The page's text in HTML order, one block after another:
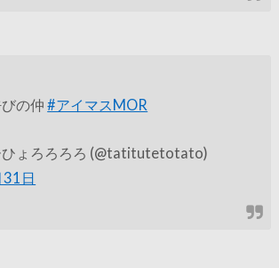
びの仲#アイマスMOR
ひょろろろろ (@tatitutetotato)
日